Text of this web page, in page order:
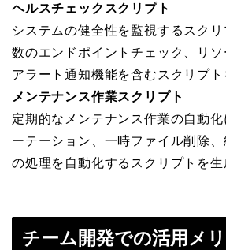
ヘルスチェックスクリプト
システムの健全性を監視するスク
数のエンドポイントチェック、リソ
アラート通知機能を含むスクリプト
メンテナンス作業スクリプト
定期的なメンテナンス作業の自動
ーテーション、一時ファイル削除
の処理を自動化するスクリプトを生
チーム開発での活用メ